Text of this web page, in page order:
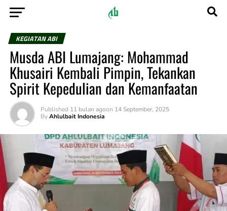
KEGIATAN ABI
Musda ABI Lumajang: Mohammad
Khusairi Kembali Pimpin, Tekankan
Spirit Kepedulian dan Kemanfaatan
Published 11 bulan agoon 14 September, 2025
By Ahlulbait Indonesia